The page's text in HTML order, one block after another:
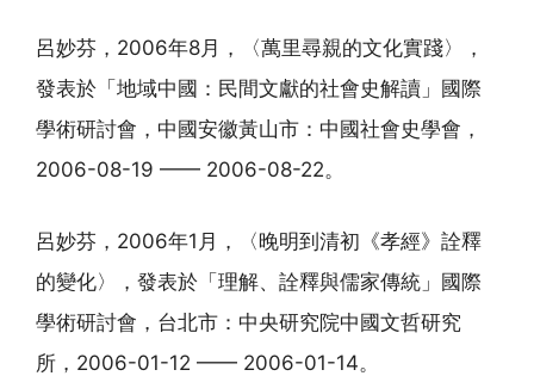
呂妙芬，2006年8月，〈萬里尋親的文化實踐〉，
發表於「地域中國：民間文獻的社會史解讀」國際
學術研討會，中國安徽黃山市：中國社會史學會，
2006-08-19 —— 2006-08-22。
呂妙芬，2006年1月，〈晚明到清初《孝經》詮釋
的變化〉，發表於「理解、詮釋與儒家傳統」國際
學術研討會，台北市：中央研究院中國文哲研究
所，2006-01-12 —— 2006-01-14。